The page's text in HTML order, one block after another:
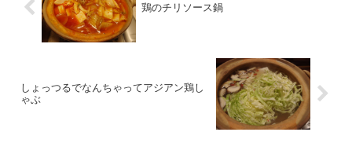
鶏のチリソース鍋
しょっつるでなんちゃってアジアン鶏し
ゃぶ